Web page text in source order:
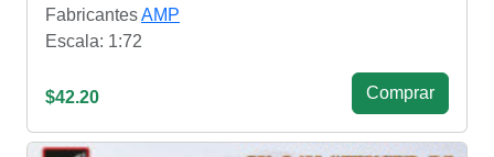
FabricantesAMP
Escala: 1:72
$42.20 Сomprar